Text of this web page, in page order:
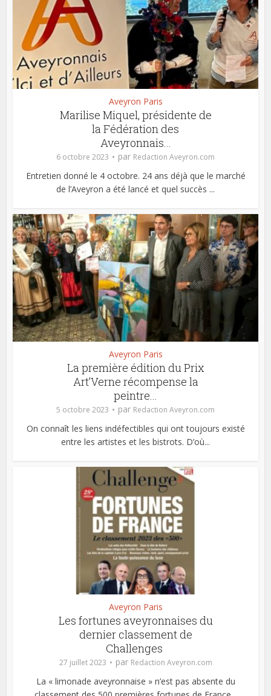
Aveyron Paris
Marilise Miquel, présidente de
la Fédération des
Aveyronnais...
6 octobre 2023 par Redaction Aveyron.com
Entretien donné le 4 octobre. 24 ans déjà que le marché
de l’Aveyron a été lancé et quel succès ...
Aveyron Paris
La première édition du Prix
Art’Verne récompense la
peintre...
5 octobre 2023 par Redaction Aveyron.com
On connaît les liens indéfectibles qui ont toujours existé
entre les artistes et les bistrots. D’où...
Aveyron Paris
Les fortunes aveyronnaises du
dernier classement de
Challenges
27 juillet 2023 par Redaction Aveyron.com
La « limonade aveyronnaise » n’est pas absente du